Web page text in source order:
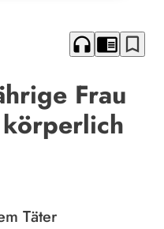
headphones chrome_reader_mode bookmark_border
Frau
Täter